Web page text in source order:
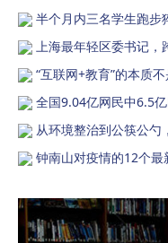
半个月内三名学生跑步
上海最年轻区委书记，
“互联网+教育”的本质
全国9.04亿网民中6.5
从环境整治到公筷公勺
钟南山对疫情的12个最